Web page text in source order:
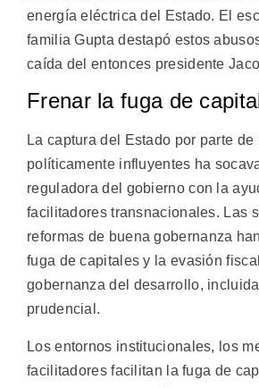
energía eléctrica del Estado. El
familia Gupta destapó estos
caída del entonces presidente
Frenar la fuga de
La captura del Estado por parte
políticamente influyentes ha
reguladora del gobierno con la
facilitadores transnacionales. Las
reformas de buena gobernanza
fuga de capitales y la evasión
gobernanza del desarrollo,
prudencial.
Los entornos institucionales, los
facilitadores facilitan la fuga de